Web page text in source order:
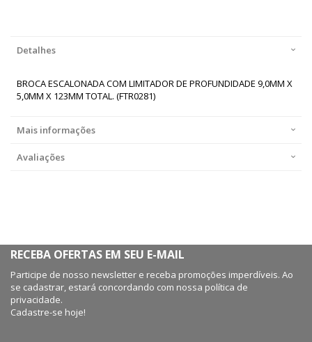
Detalhes
BROCA ESCALONADA COM LIMITADOR DE PROFUNDIDADE 9,0MM X
5,0MM X 123MM TOTAL. (FTR0281)
Mais informações
Avaliações
RECEBA OFERTAS EM SEU E-MAIL
Participe de nosso newsletter e receba promoções imperdíveis. Ao
se cadastrar, estará concordando com nossa política de
privacidade.
Cadastre-se hoje!